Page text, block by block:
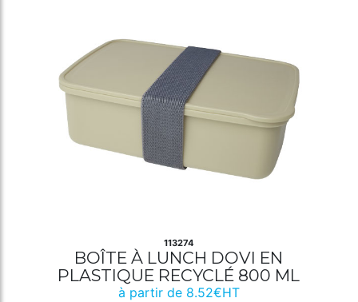
113274
BOÎTE À LUNCH DOVI EN
PLASTIQUE RECYCLÉ 800 ML
à partir de 8.52€HT